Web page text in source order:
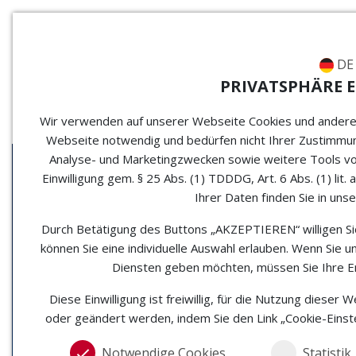
DE
PRIVATSPHÄRE
Wir verwenden auf unserer Webseite Cookies und
Webseite notwendig und bedürfen nicht Ihrer
Analyse- und Marketingzwecken sowie weitere Tools
Einwilligung gem. § 25 Abs. (1) TDDDG, Art. 6 Abs. (1)
Ihrer Daten finden Sie in
Durch Betätigung des Buttons „AKZEPTIEREN“ willigen
können Sie eine individuelle Auswahl erlauben. Wenn
Diensten geben möchten, müssen Sie Ihre
Diese Einwilligung ist freiwillig, für die Nutzung dieser
oder geändert werden, indem Sie den Link „Cookie-
Notwendige Cookies Statistik